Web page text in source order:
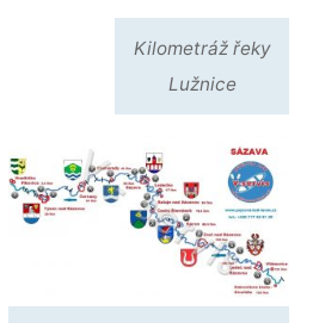
Kilometráž řeky
Lužnice